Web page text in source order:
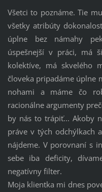
Všetci to poznáme. Tie
všetky atribúty
úplne bez námahy
úspešnejší v práci, má
kolektíve, má skvelého
človeka pripadáme úplne
nohami a máme čo
racionálne argumenty
by nás to trápiť... Akoby
práve v tých odchýlkach
nájdeme. V porovnaní s
sebe iba deficity,
negatívny filter.
Moja klientka mi dnes